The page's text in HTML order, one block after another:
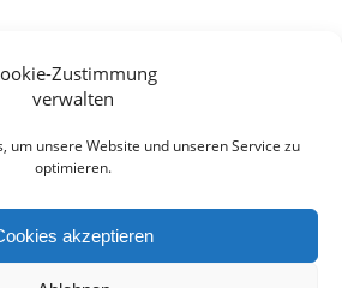
Zustimmung
verwalten
um unsere Website und unseren Service zu
optimieren.
akzeptieren
id=759]